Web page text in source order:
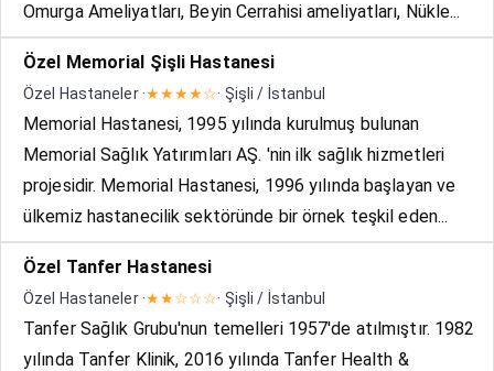
Omurga Ameliyatları, Beyin Cerrahisi ameliyatları, Nükle...
Özel Memorial Şişli Hastanesi
Özel Hastaneler ·★★★★☆· Şişli / İstanbul
Memorial Hastanesi, 1995 yılında kurulmuş bulunan
Memorial Sağlık Yatırımları AŞ. 'nin ilk sağlık hizmetleri
projesidir. Memorial Hastanesi, 1996 yılında başlayan ve
ülkemiz hastanecilik sektöründe bir örnek teşkil eden...
Özel Tanfer Hastanesi
Özel Hastaneler ·★★☆☆☆· Şişli / İstanbul
Tanfer Sağlık Grubu'nun temelleri 1957'de atılmıştır. 1982
yılında Tanfer Klinik, 2016 yılında Tanfer Health &